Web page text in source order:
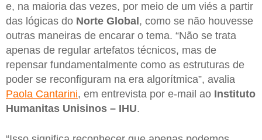
e, na maioria das vezes, por meio de um viés a partir
das lógicas do Norte Global , como se não houvesse
outras maneiras de encarar o tema. “Não se trata
apenas de regular artefatos técnicos, mas de
repensar fundamentalmente como as estruturas de
poder se reconfiguram na era algorítmica”, avalia
Paola Cantarini, em entrevista por e-mail ao Instituto
Humanitas Unisinos – IHU.